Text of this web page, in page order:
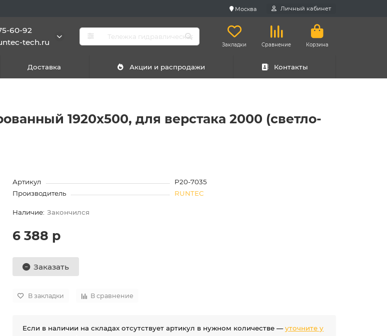
Москва Личный кабинет
60-92
tech.ru
Закладки Сравнение Корзина
Доставка Акции и распродажи Контакты
1920х500, для верстака 2000 (светло-
Артикул
P20-7035
Производитель
RUNTEC
Закончился
6 388 р
Заказать
В закладки В сравнение
Если в наличии на складах отсутствует артикул в нужном количестве —уточните у